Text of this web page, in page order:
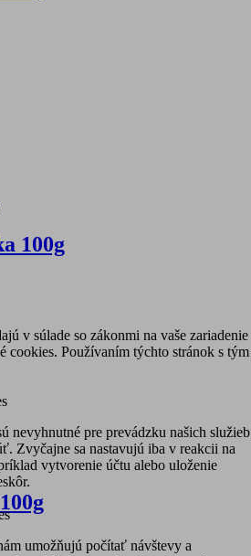
100g
v súlade so zákonmi na vaše zariadenie
cookies. Používaním týchto stránok s tým
nevyhnutné pre prevádzku našich služieb
Zvyčajne sa nastavujú iba v reakcii na
vytvorenie účtu alebo uloženie
umožňujú počítať návštevy a